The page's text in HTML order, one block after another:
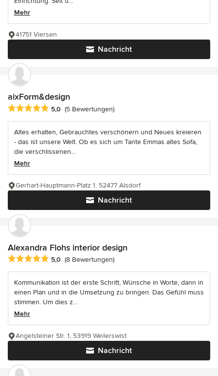
Mehr
Nachricht
41751 Viersen
aixForm&design
Durchschnittliche Bewertung: 5 von 5 Sternen
5,0 (5 Bewertungen)
Altes erhalten, Gebrauchtes verschönern und Neues kreieren
- das ist unsere Welt. Ob es sich um Tante Emmas altes Sofa,
die verschlissenen...
Mehr
Nachricht
Gerhart-Hauptmann-Platz 1, 52477 Alsdorf
Alexandra Flohs interior design
Durchschnittliche Bewertung: 5 von 5 Sternen
5,0 (8 Bewertungen)
Kommunikation ist der erste Schritt, Wünsche in Worte, dann in
einen Plan und in die Umsetzung zu bringen. Das Gefühl muss
stimmen. Um dies z...
Mehr
Nachricht
Angelsteiner Str. 1, 53919 Weilerswist